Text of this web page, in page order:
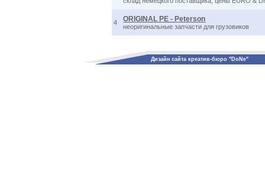
4 ORIGINAL PE - Peterson
неоригинальные запчасти для грузовиков
Дизайн сайта креатив-бюро "DoNe"